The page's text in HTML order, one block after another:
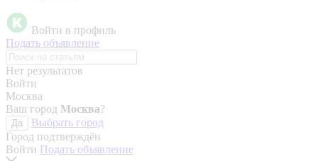
Войти в профиль
Подать объявление
Нет результатов
Войти
Москва
Ваш город Москва?
Да
Выбрать город
Город подтверждён
Войти Подать объявление